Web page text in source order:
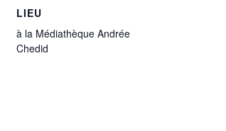
LIEU
à la Médiathèque Andrée
Chedid